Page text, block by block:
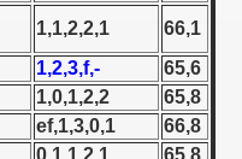
1,1,2,2,1
66,1
1,2,3,f,-
65,6
1,0,1,2,2
65,8
ef,1,3,0,1
66,8
0,1,1,2,1
65,8